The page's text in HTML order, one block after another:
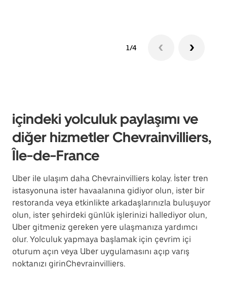
1/4
içindeki yolculuk paylaşımı ve
diğer hizmetler Chevrainvilliers,
Île-de-France
Uber ile ulaşım daha Chevrainvilliers kolay. İster tren
istasyonuna ister havaalanına gidiyor olun, ister bir
restoranda veya etkinlikte arkadaşlarınızla buluşuyor
olun, ister şehirdeki günlük işlerinizi hallediyor olun,
Uber gitmeniz gereken yere ulaşmanıza yardımcı
olur. Yolculuk yapmaya başlamak için çevrim içi
oturum açın veya Uber uygulamasını açıp varış
noktanızı girinChevrainvilliers.